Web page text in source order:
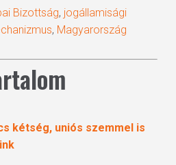
Bizottság, jogállamisági
, Magyarország
kétség, uniós szemmel is